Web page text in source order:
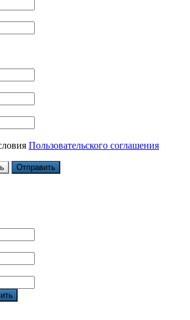
Пользовательского соглашения
Отправить